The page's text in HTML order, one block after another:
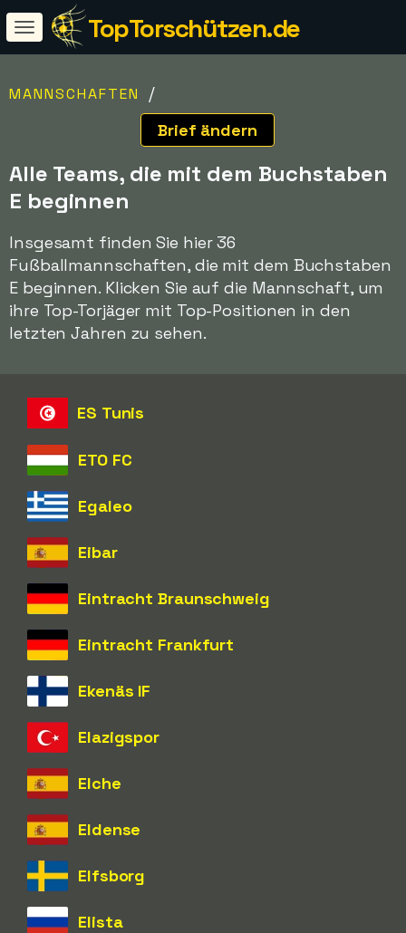
TopTorschützen.de
MANNSCHAFTEN
/
Brief ändern
Alle Teams, die mit dem Buchstaben
E beginnen
Insgesamt finden Sie hier 36
Fußballmannschaften, die mit dem Buchstaben
E beginnen. Klicken Sie auf die Mannschaft, um
ihre Top-Torjäger mit Top-Positionen in den
letzten Jahren zu sehen.
ES Tunis
ETO FC
Egaleo
Eibar
Eintracht Braunschweig
Eintracht Frankfurt
Ekenäs IF
Elazigspor
Elche
Eldense
Elfsborg
Elista